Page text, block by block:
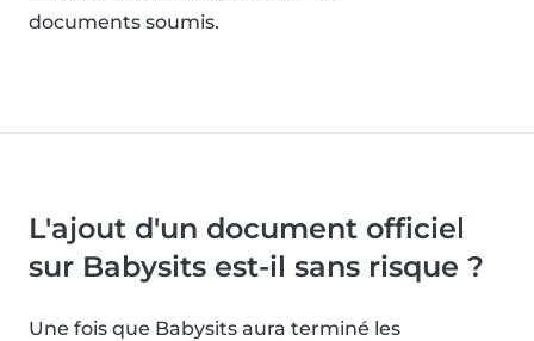
documents soumis.
L'ajout d'un document officiel
sur Babysits est-il sans risque ?
Une fois que Babysits aura terminé les